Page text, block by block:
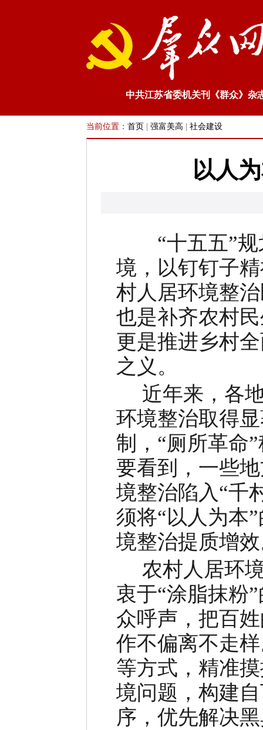
中共江苏省委机关刊《群众》杂
当前位置： 首页 强富美高 社会建设
以人
“十五五”规
境，以钉钉子
村人居环境整
也是补齐农村
更是推进乡村
之义。
近年来，各地
环境整治取得
制，“厕所革命
要看到，一些
境整治陷入“千
须将“以人为本
境整治提质增
农村人居环境
衷于“涂脂抹粉
众呼声，把百
作不偏离不走
等方式，精准
境问题，构建
序，优先解决